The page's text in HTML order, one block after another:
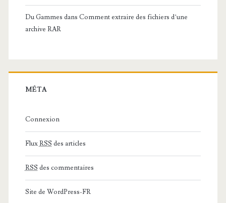
Du Gammes dans Comment extraire des fichiers d’une
archive RAR
MÉTA
Connexion
FluxRSS des articles
RSS des commentaires
Site de WordPress-FR